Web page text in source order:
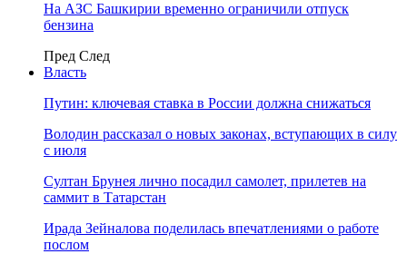
На АЗС Башкирии временно ограничили отпуск
бензина
Пред След
Власть
Путин: ключевая ставка в России должна снижаться
Володин рассказал о новых законах, вступающих в силу
с июля
Султан Брунея лично посадил самолет, прилетев на
саммит в Татарстан
Ирада Зейналова поделилась впечатлениями о работе
послом